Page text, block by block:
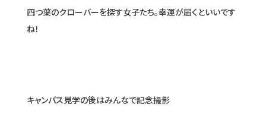
四つ葉のクローバーを探す女子たち。幸運が届くといいです
ね！
キャンパス見学の後はみんなで記念撮影